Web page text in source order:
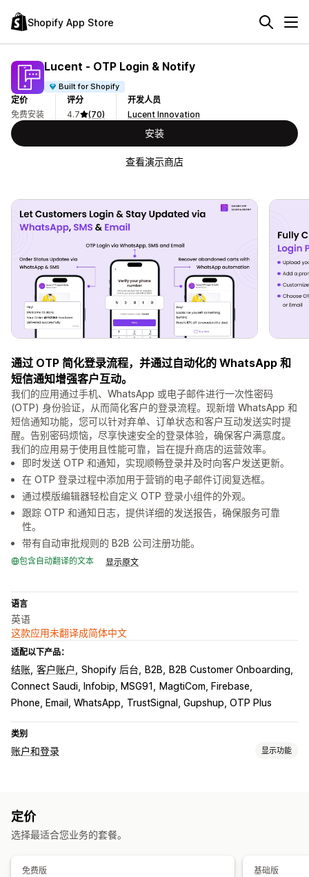
Shopify App Store
Lucent ‑ OTP Login & Notify
Built for Shopify
定价
免费安装
评分
4.7
(70)
开发人员
Lucent Innovation
安装
查看演示商店
通过 OTP 简化登录流程，并通过自动化的 WhatsApp 和
短信通知增强客户互动。
我们的应用通过手机、WhatsApp 或电子邮件进行一次性密码
(OTP) 身份验证，从而简化客户的登录流程。现新增 WhatsApp 和
短信通知功能，您可以针对弃单、订单状态和客户互动发送实时提
醒。告别密码烦恼，尽享快速安全的登录体验，确保客户满意度。
我们的应用易于使用且性能可靠，旨在提升商店的运营效率。
即时发送 OTP 和通知，实现顺畅登录并及时向客户发送更新。
在 OTP 登录过程中添加用于营销的电子邮件订阅复选框。
通过模版编辑器轻松自定义 OTP 登录小组件的外观。
跟踪 OTP 和通知日志，提供详细的发送报告，确保服务可靠
性。
带有自动审批规则的 B2B 公司注册功能。
包含自动翻译的文本 显示原文
语言
英语
这款应用未翻译成简体中文
适配以下产品：
结账 客户账户 Shopify 后台 B2B
B2B Customer Onboarding
Connect Saudi, Infobip, MSG91
MagtiCom, Firebase
Phone, Email, WhatsApp
TrustSignal, Gupshup, OTP Plus
类别
账户和登录 显示功能
定价
选择最适合您业务的套餐。
免费版 基础版